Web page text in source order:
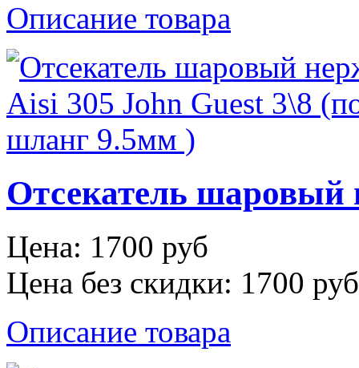
Описание товара
Отсекатель шаровый
Цена: 1700 руб
Цена без скидки: 1700 руб
Описание товара